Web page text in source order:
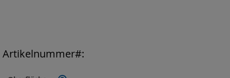
Artikelnummer